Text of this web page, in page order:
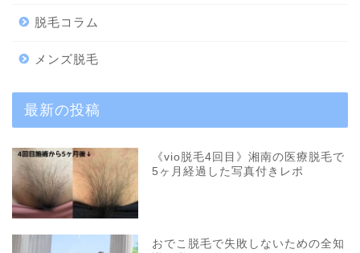
脱毛コラム
メンズ脱毛
最新の投稿
《vio脱毛4回目》湘南の医療脱毛で
5ヶ月経過した写真付きレポ
おでこ脱毛で失敗しないための全知